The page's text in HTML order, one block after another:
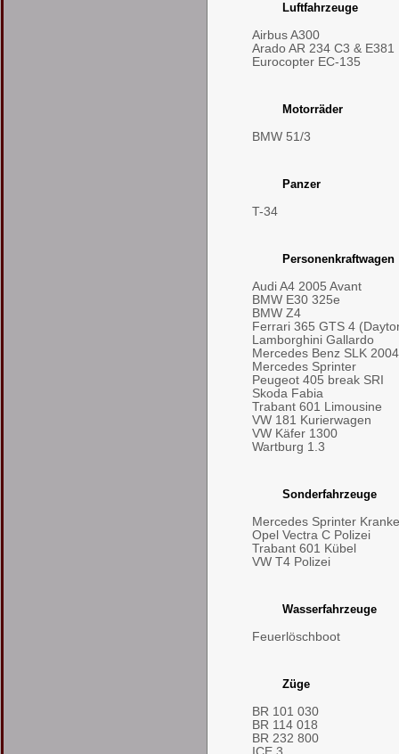
Luftfahrzeuge
Airbus A300
Arado AR 234 C3 & E381
Eurocopter EC-135
Motorräder
BMW 51/3
Panzer
T-34
Personenkraftwagen
Audi A4 2005 Avant
BMW E30 325e
BMW Z4
Ferrari 365 GTS 4
Lamborghini Gallardo
Mercedes Benz SLK
Mercedes Sprinter
Peugeot 405 break SRI
Skoda Fabia
Trabant 601 Limousine
VW 181 Kurierwagen
VW Käfer 1300
Wartburg 1.3
Sonderfahrzeuge
Mercedes Sprinter
Opel Vectra C Polizei
Trabant 601 Kübel
VW T4 Polizei
Wasserfahrzeuge
Feuerlöschboot
Züge
BR 101 030
BR 114 018
BR 232 800